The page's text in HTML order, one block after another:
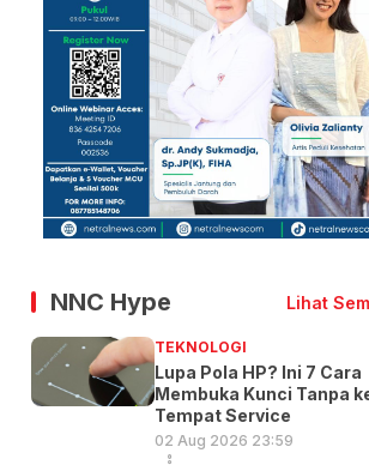
NNC Hype Lihat
TEKNOLOGI
Lupa Pola HP? Ini 7 Cara
Membuka Kunci Tanpa
Tempat Service
02 Aug 2026 23:59